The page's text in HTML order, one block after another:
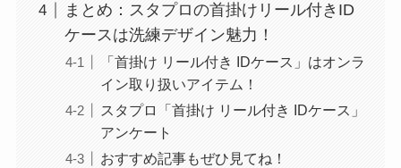
まとめ：スタプロの首掛けリール付きID
ケースは洗練デザイン魅力！
「首掛け リール付き IDケース」はオンラ
イン取り扱いアイテム！
スタプロ「首掛け リール付き IDケース」
アンケート
おすすめ記事もぜひ見てね！